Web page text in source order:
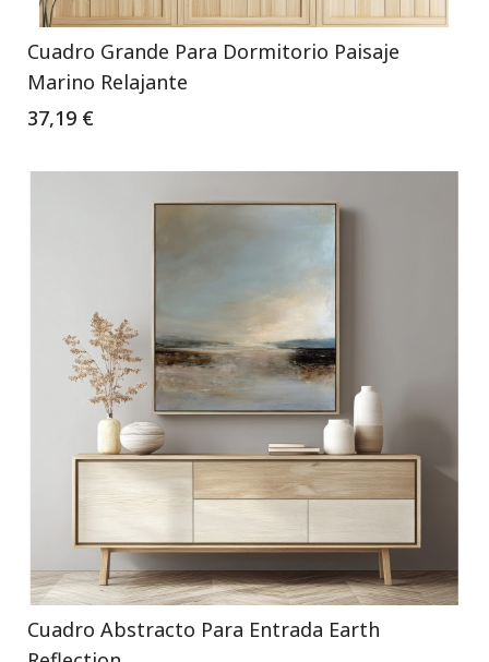
Cuadro Grande Para Dormitorio Paisaje
Marino Relajante
37,19 €
Cuadro Abstracto Para Entrada Earth